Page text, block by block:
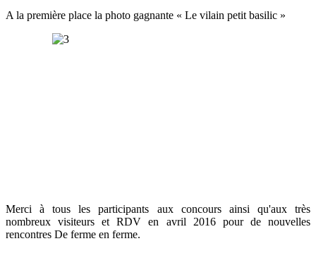
A la première place la photo gagnante « Le vilain petit basilic »
Merci à tous les participants aux concours ainsi qu'aux très
nombreux visiteurs et RDV en avril 2016 pour de nouvelles
rencontres De ferme en ferme.